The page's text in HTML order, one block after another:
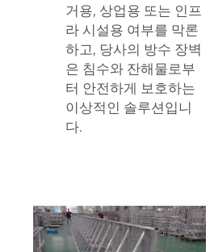
거용, 상업용 또는 인프
라 시설용 여부를 막론
하고, 당사의 방수 장벽
은 침수와 잔해물로부
터 안전하게 보호하는
이상적인 솔루션입니
다.